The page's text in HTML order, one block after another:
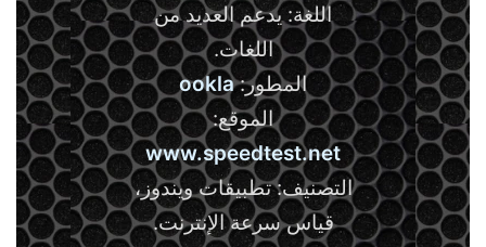
اللغة: يدعم العديد من
اللغات.
المطور:ookla
الموقع:
www.speedtest.net
التصنيف: تطبيقات ويندوز،
قياس سرعة الإنترنت.